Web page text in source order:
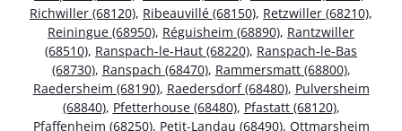
Richwiller (68120), Ribeauvillé (68150), Retzwiller (68210),
Reiningue (68950), Réguisheim (68890), Rantzwiller
(68510), Ranspach-le-Haut (68220), Ranspach-le-Bas
(68730), Ranspach (68470), Rammersmatt (68800),
Raedersheim (68190), Raedersdorf (68480), Pulversheim
(68840), Pfetterhouse (68480), Pfastatt (68120),
Pfaffenheim (68250), Petit-Landau (68490), Ottmarsheim